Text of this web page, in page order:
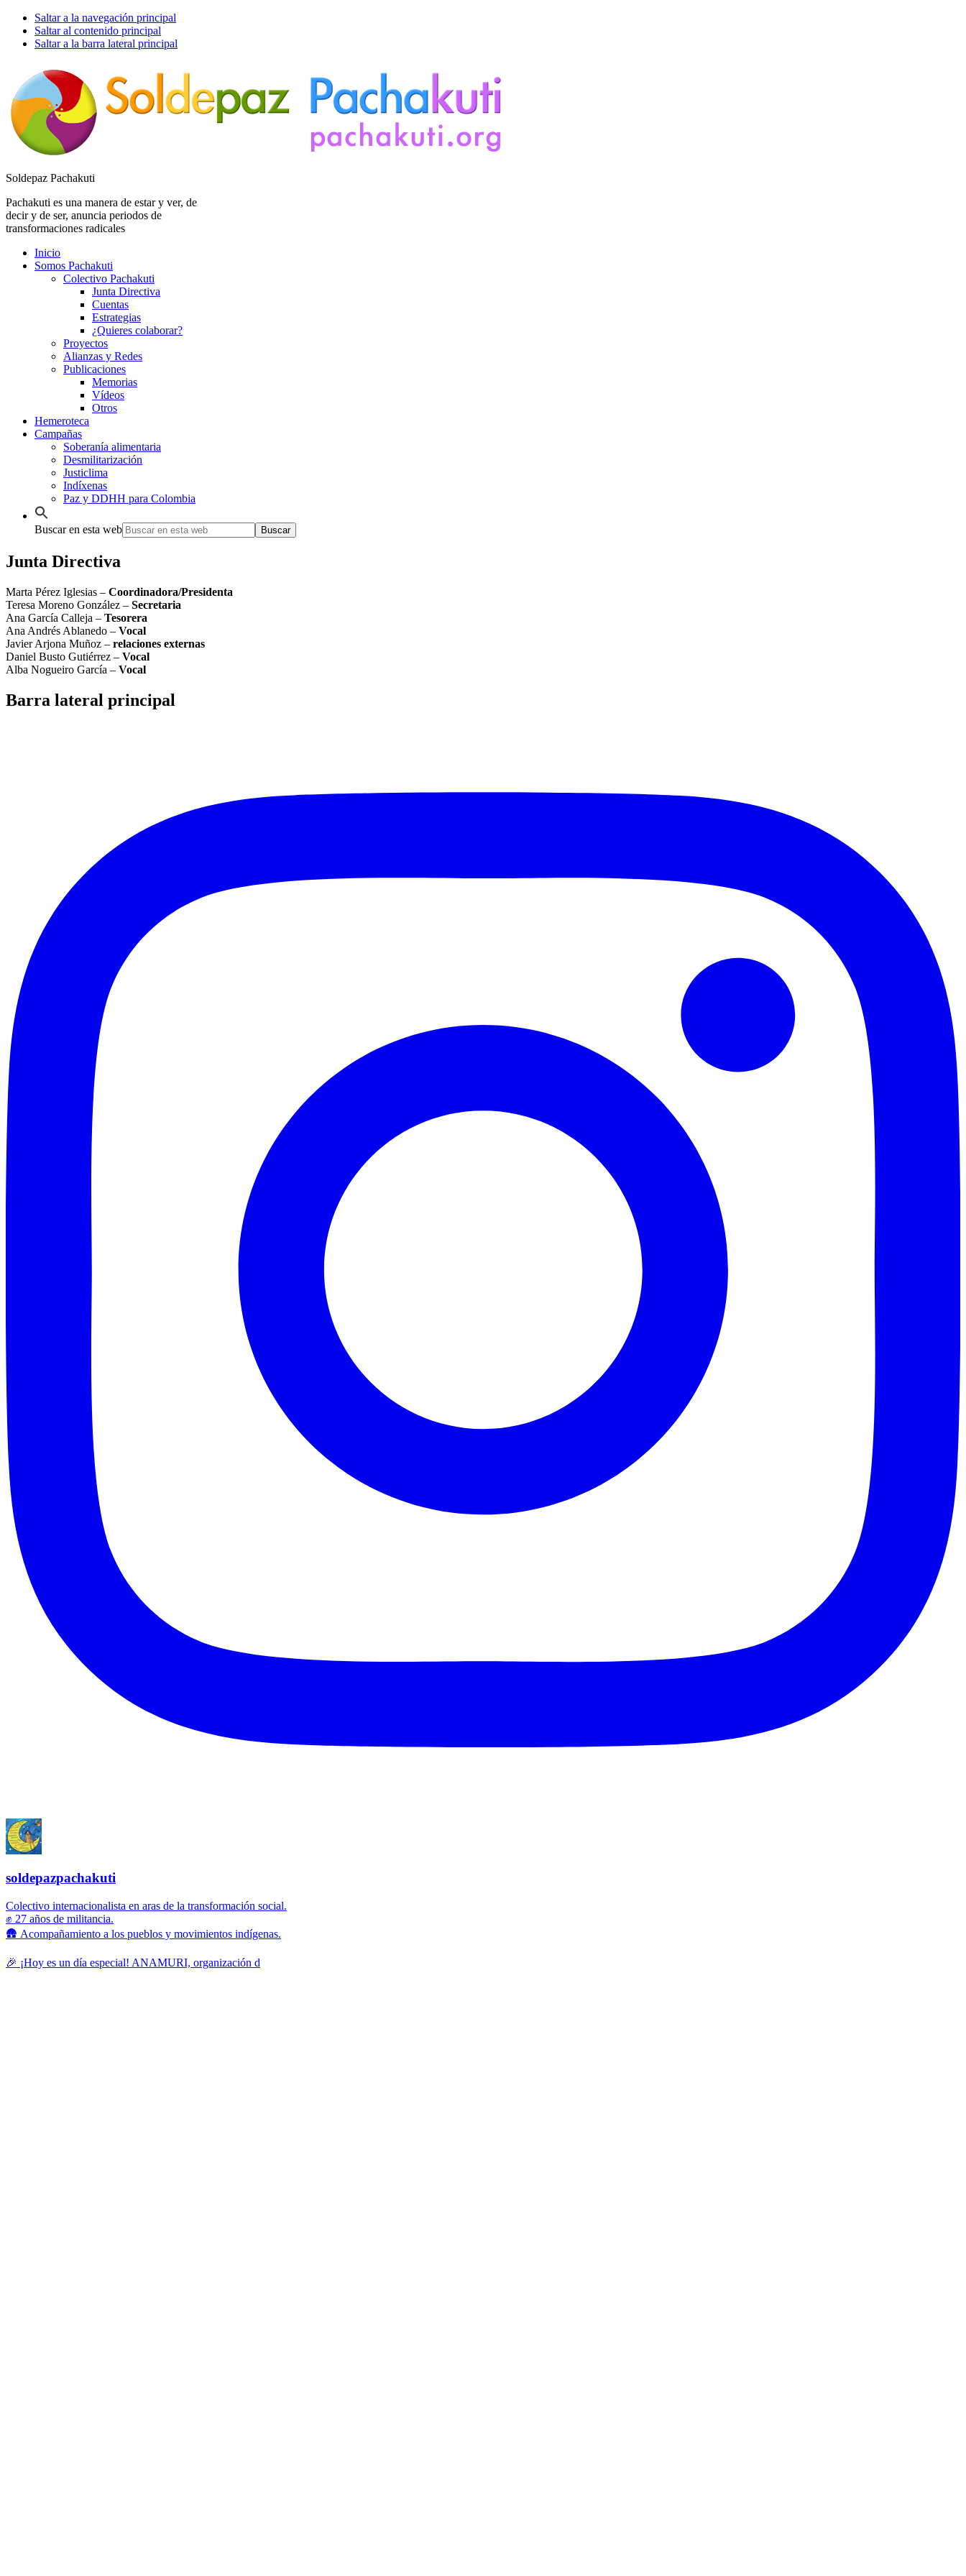
Saltar a la navegación principal
Saltar al contenido principal
Saltar a la barra lateral principal
Soldepaz Pachakuti
Pachakuti es una manera de estar y ver, de
decir y de ser, anuncia periodos de
transformaciones radicales
Inicio
Somos Pachakuti
Colectivo Pachakuti
Junta Directiva
Cuentas
Estrategias
¿Quieres colaborar?
Proyectos
Alianzas y Redes
Publicaciones
Memorias
Vídeos
Otros
Hemeroteca
Campañas
Soberanía alimentaria
Desmilitarización
Justiclima
Indíxenas
Paz y DDHH para Colombia
Buscar en esta web
Junta Directiva
Marta Pérez Iglesias – Coordinadora/Presidenta
Teresa Moreno González – Secretaria
Ana García Calleja – Tesorera
Ana Andrés Ablanedo – Vocal
Javier Arjona Muñoz – relaciones externas
Daniel Busto Gutiérrez – Vocal
Alba Nogueiro García – Vocal
Barra lateral principal
soldepazpachakuti
Colectivo internacionalista en aras de la transformación social.
✊ 27 años de militancia.
🛖 Acompañamiento a los pueblos y movimientos indígenas.
🎉 ¡Hoy es un día especial! ANAMURI, organización d